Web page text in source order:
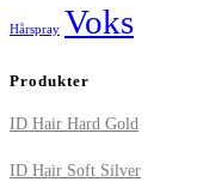
Hårspray Voks
Produkter
ID Hair Hard Gold
ID Hair Soft Silver